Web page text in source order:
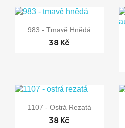
 Rychlý náhled
983 - Tmavě Hnědá
38 Kč
 Rychlý náhled
1107 - Ostrá Rezatá
38 Kč